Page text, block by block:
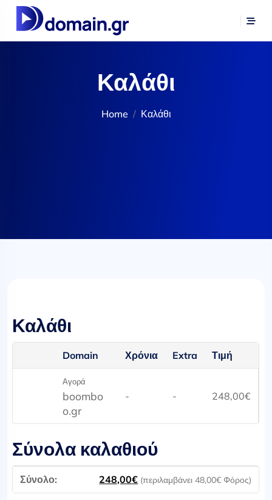
Καλάθι
Home Καλάθι
Καλάθι
Domain Χρόνια Extra Τιμή
Αγορά
boombo
o.gr
- - 248,00€
Σύνολα καλαθιού
248,00€ (περιλαμβάνει48,00€ Φόρος)